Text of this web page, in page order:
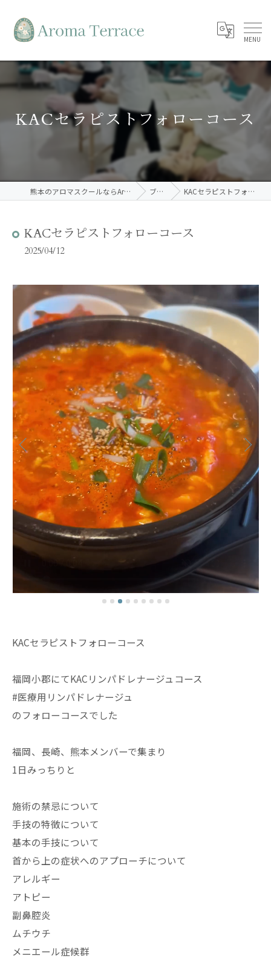
KACセラピストフォローコース
熊本のアロマスクールならAroma Terrace ブログ KACセラピストフォローコース
KACセラピストフォローコース
2025/04/12
KACセラピストフォローコース
福岡小郡にてKACリンパドレナージュコース
#医療用リンパドレナージュ
のフォローコースでした
福岡、長崎、熊本メンバーで集まり
1日みっちりと
施術の禁忌について
手技の特徴について
基本の手技について
首から上の症状へのアプローチについて
アレルギー
アトピー
副鼻腔炎
ムチウチ
メニエール症候群